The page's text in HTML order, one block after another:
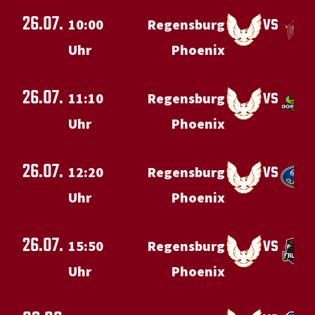
26.07. 10:00
Uhr
Regensburg
Phoenix
vs
26.07. 11:10
Uhr
Regensburg
Phoenix
vs
26.07. 12:20
Uhr
Regensburg
Phoenix
vs
26.07. 15:50
Uhr
Regensburg
Phoenix
vs